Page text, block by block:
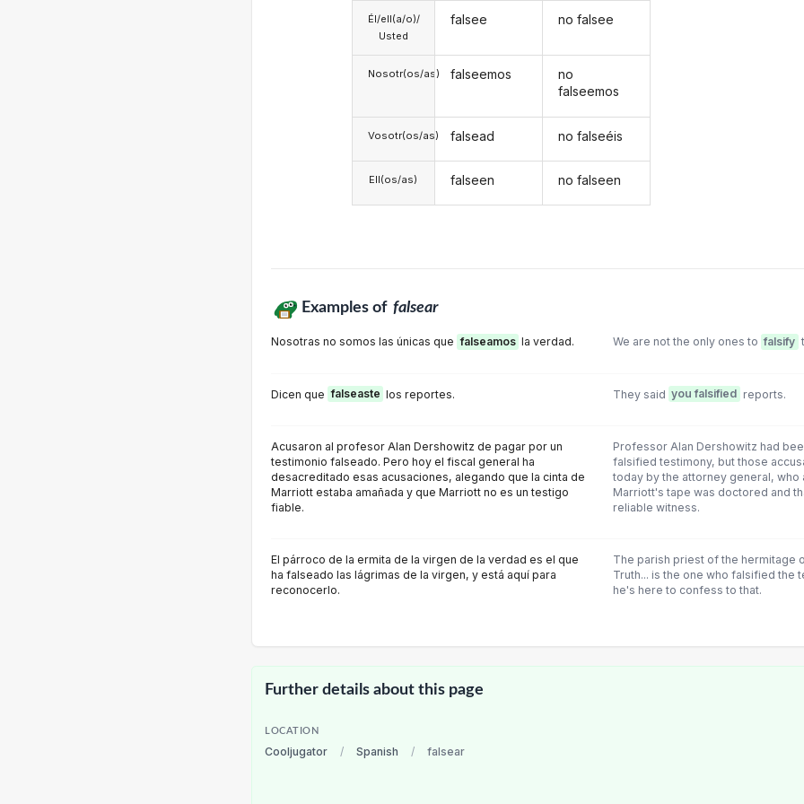
Él/ell(a/o)/
Usted
Nosotr(os/as)
Vosotr(os/as)
Ell(os/as)
falsee
falseemos
falsead
falseen
no falsee
no
falseemos
no falseéis
no falseen
Examples of falsear
Nosotras no somos las únicas que falseamos la verdad. We are not the only ones to falsify
Dicen que falseaste los reportes. They said you falsified reports.
Acusaron al profesor Alan Dershowitz de pagar por un
testimonio falseado. Pero hoy el fiscal general ha
desacreditado esas acusaciones, alegando que la cinta de
Marriott estaba amañada y que Marriott no es un testigo
fiable.
Professor Alan Dershowitz had
falsified testimony, but those
today by the attorney general, who
Marriott's tape was doctored and
reliable witness.
El párroco de la ermita de la virgen de la verdad es el que
ha falseado las lágrimas de la virgen, y está aquí para
reconocerlo.
The parish priest of the hermitage
Truth... is the one who falsified the
he's here to confess to that.
Further details about this page
LOCATION
Cooljugator / Spanish / falsear